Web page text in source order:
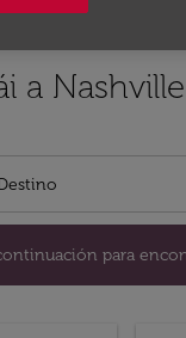
a Nashville
para
a